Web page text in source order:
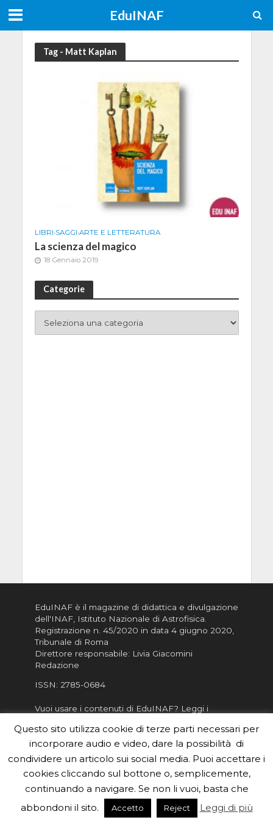
EduINAF
Tag - Matt Kaplan
LIBRI•SAGGI•ARTE E LETTERATURA
La scienza del magico
18 Gennaio 2019
Categorie
EduINAF è il magazine di didattica e divulgazione
dell'INAF, Istituto Nazionale di Astrofisica
Registrazione n. 45/2020 in data 4 giugno 2020,
Tribunale di Roma
Direttore responsabile: Livia Giacomini
Redazione
ISSN: 2785-0684
Vuoi usare i contenuti di EduINAF? Leggi i
Informativa sulla Privacy
Informatva sui Cookie
Per la rubrica de l'Astronomo risponde, per
inviarci le tue foto o i tuoi contributi, scrivici a
redazione.edu [chiocciola] inaf.it oppure
il form
Questo sito utilizza cookie di terze parti necessari per
incorporare audio e video, dare la possibilità di
condividere un articolo sui social media. Puoi accettare i
cookies cliccando sul bottone o, semplicemente,
continuando a navigare. Se non li vuoi, basta che
abbondoni il sito.
Accetto Reject Leggi di più